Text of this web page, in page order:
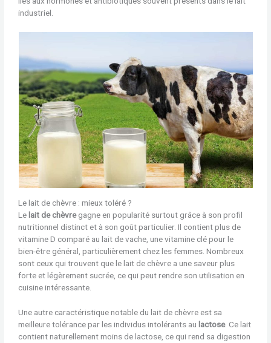
industriel.
Le lait de chèvre : mieux toléré ?
Lelait de chèvregagne en popularité surtout grâce à son profil
nutritionnel distinct et à son goût particulier. Il contient plus de
vitamine D comparé au lait de vache, une vitamine clé pour le
bien-être général, particulièrement chez les femmes. Nombreux
sont ceux qui trouvent que le lait de chèvre a une saveur plus
forte et légèrement sucrée, ce qui peut rendre son utilisation en
cuisine intéressante.
Une autre caractéristique notable du lait de chèvre est sa
meilleure tolérance par les individus intolérants au lactose. Ce lait
contient naturellement moins de lactose, ce qui rend sa digestion